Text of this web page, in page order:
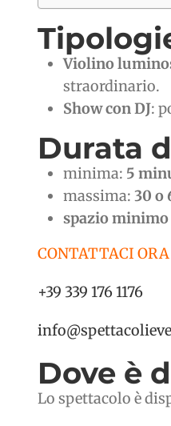
Violino
straordinario.
Show con DJ:
Durata
minima: 5
massima: 30 o
spazio
CONTATTACI
+39 339 176 1176
Dove è
Lo spettacolo è